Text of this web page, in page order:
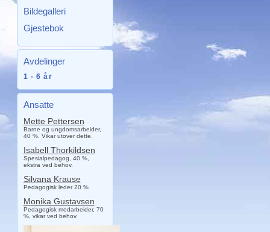
Bildegalleri
Gjestebok
Avdelinger
1 - 6 år
Ansatte
Mette Pettersen
Barne og ungdomsarbeider,
40 %. Vikar utover dette.
Isabell Thorkildsen
Spesialpedagog, 40 %,
ekstra ved behov.
Silvana Krause
Pedagogisk leder 20 %
Monika Gustavsen
Pedagogisk medarbeider, 70
%, vikar ved behov.